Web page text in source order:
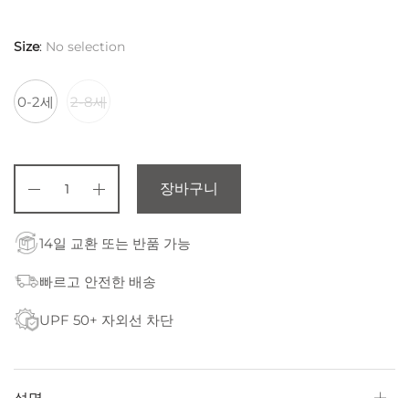
Size: No selection
0-2세 2-8세
장바구니
14일 교환 또는 반품 가능
빠르고 안전한 배송
UPF 50+ 자외선 차단